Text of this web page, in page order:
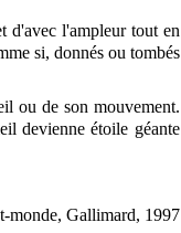
d'avec l'ampleur tout en
si, donnés ou tombés
ou de son mouvement.
devienne étoile géante
monde, Gallimard, 1997